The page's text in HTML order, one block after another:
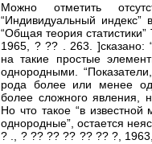
Можно отметить
“Индивидуальный
“Общая теория
1965, ? ?? . 263. ]сказано:
на такие простые
однородными.
рода более или менее
более сложного явления,
Но что такое “в
однородные”, остается
? ., ? ?? ?? ?? ?? ?? ?,